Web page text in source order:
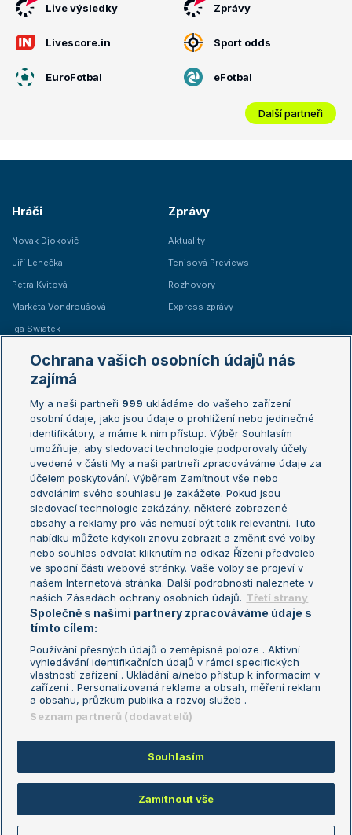
Live výsledky Zprávy
Livescore.in Sport odds
EuroFotbal eFotbal
Další partneři
Hráči
Novak Djokovič
Jiří Lehečka
Petra Kvitová
Markéta Vondroušová
Iga Swiatek
Zprávy
Aktuality
Tenisová Previews
Rozhovory
Express zprávy
Žebříčky
Žebříček ATP (muži)
Žebříček WTA (ženy)
Sázkařský žebříček
Australian Open
French Open
Wimbledon
US Open
Turnaj mistrů
Turnaj mistryň
Aktualní trendy
Fotbalové přestupy
Livesport Daily
LS Prague Open
Podmínky užití
Nastavení soukromí
GDPR a žurnalistika
Reklama
Kontakt
Informace o zpracování osobních
údajů
Copyright © 2008-2026 TenisPortal.cz. Využíváme zpravodajství ČTK.
Ochrana vašich osobních údajů nás
zajímá
My a naši partneři 999 ukládáme do vašeho zařízení
osobní údaje, jako jsou údaje o prohlížení nebo jedinečné
identifikátory, a máme k nim přístup. Výběr Souhlasím
umožňuje, aby sledovací technologie podporovaly účely
uvedené v části My a naši partneři zpracováváme údaje za
účelem poskytování. Výběrem Zamítnout vše nebo
odvoláním svého souhlasu je zakážete. Pokud jsou
sledovací technologie zakázány, některé zobrazené
obsahy a reklamy pro vás nemusí být tolik relevantní. Tuto
nabídku můžete kdykoli znovu zobrazit a změnit své volby
nebo souhlas odvolat kliknutím na odkaz Řízení předvoleb
ve spodní části webové stránky. Vaše volby se projeví v
našem Internetová stránka. Další podrobnosti naleznete v
našich Zásadách ochrany osobních údajů. Třetí strany
Společně s našimi partnery zpracováváme údaje s
tímto cílem:
Používání přesných údajů o zeměpisné poloze . Aktivní
vyhledávání identifikačních údajů v rámci specifických
vlastností zařízení . Ukládání a/nebo přístup k informacím v
zařízení . Personalizovaná reklama a obsah, měření reklam
a obsahu, průzkum publika a rozvoj služeb .
Seznam partnerů (dodavatelů)
Souhlasím
Zamítnout vše